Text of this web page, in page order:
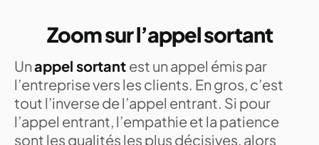
Zoom sur l’appel sortant
Unappel sortant est un appel émis par
l’entreprise vers les clients. En gros, c’est
tout l’inverse de l’appel entrant. Si pour
l’appel entrant, l’empathie et la patience
sont les qualités les plus décisives, alors